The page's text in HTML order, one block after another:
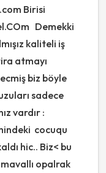
Birisi
Demekki
kaliteli iş
atmayı
biz böyle
sadece
vardır :
cocuqu
hic.. Biz< bu
opalrak